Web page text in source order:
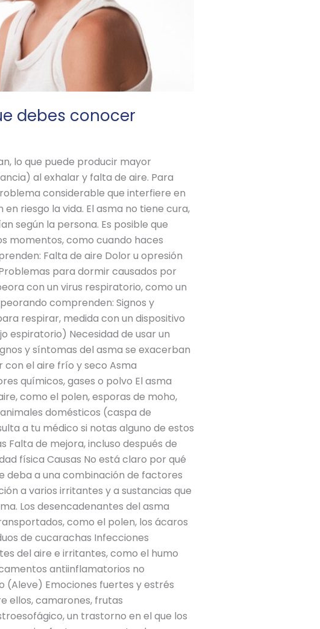
debes conocer
lo que puede producir mayor
al exhalar y falta de aire. Para
considerable que interfiere en
riesgo la vida. El asma no tiene cura,
según la persona. Es posible que
momentos, como cuando haces
Falta de aire Dolor u opresión
para dormir causados por
con un virus respiratorio, como un
comprenden: Signos y
respirar, medida con un dispositivo
espiratorio) Necesidad de usar un
y síntomas del asma se exacerban
el aire frío y seco Asma
químicos, gases o polvo El asma
como el polen, esporas de moho,
domésticos (caspa de
a tu médico si notas alguno de estos
Falta de mejora, incluso después de
física Causas No está claro por qué
deba a una combinación de factores
a varios irritantes y a sustancias que
Los desencadenantes del asma
como el polen, los ácaros
de cucarachas Infecciones
del aire e irritantes, como el humo
antiinflamatorios no
(Aleve) Emociones fuertes y estrés
ellos, camarones, frutas
un trastorno en el que los